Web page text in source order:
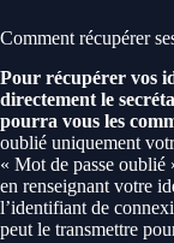
Comment récupérer
Pour récupérer vos
directement le
pourra vous les
oublié uniquement
« Mot de passe
en renseignant votre
l’identifiant de
peut le transmettre